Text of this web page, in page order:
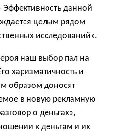
данной
целым рядом
исследований».
наш выбор пал на
харизматичность и
образом доносят
в новую рекламную
о деньгах»,
к деньгам и их